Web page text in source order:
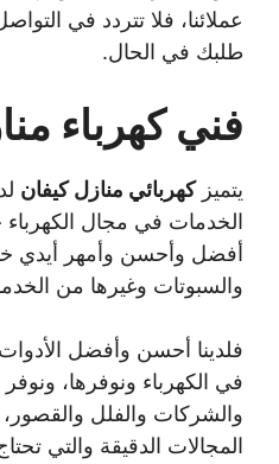
عملائنا، فلا تتردد في
طلبك في الحال.
فني كهرباء
يتميزكهربائي منازل كيفان
الخدمات في مجال
أفضل وأحسن وأمهر أيدي
والسبوتات وغيرها من
فلدينا أحسن وأفضل
في الكهرباء ونوفرها، ونوفر
والشركات والفلل
المجالات الدقيقة والتي